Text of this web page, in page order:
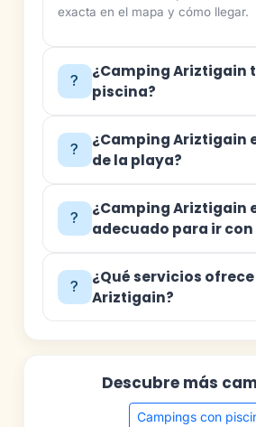
exacta en el mapa y cómo llegar.
¿Camping Ariztigain
piscina?
¿Camping Ariztigain
de la playa?
¿Camping Ariztigain
adecuado para ir con
¿Qué servicios
Ariztigain?
Descubre más
Campings con